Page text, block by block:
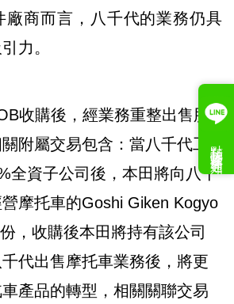
廠商而言，八千代的業務仍具
力。
收購後，經業務重整出售股
附屬交易包含：當八千代工
全資子公司後，本田將向八千
摩托車的Goshi Giken Kogyo
，收購後本田將持有該公司
代出售摩托車業務後，將更
產品的轉型，相關關聯交易
點我接收案件通知